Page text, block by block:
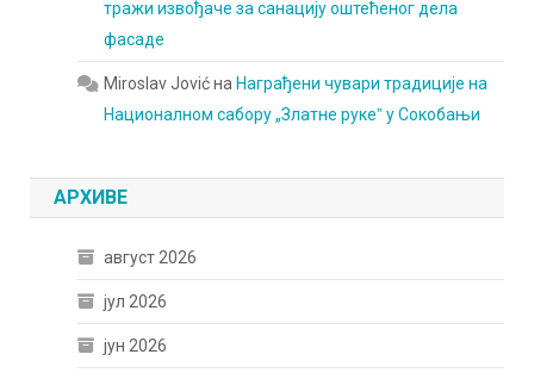
тражи извођаче за санацију оштећеног дела
фасаде
Miroslav Jovićна Награђени чувари традиције на
Националном сабору „Златне рукеˮ у Сокобањи
АРХИВЕ
август 2026
јул 2026
јун 2026